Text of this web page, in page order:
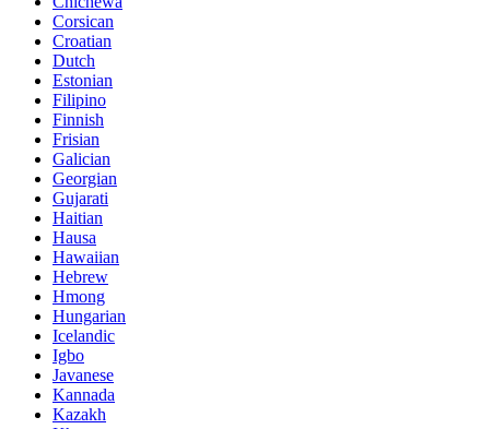
Corsican
Croatian
Dutch
Estonian
Filipino
Finnish
Frisian
Galician
Georgian
Gujarati
Haitian
Hausa
Hawaiian
Hebrew
Hmong
Hungarian
Icelandic
Igbo
Javanese
Kannada
Kazakh